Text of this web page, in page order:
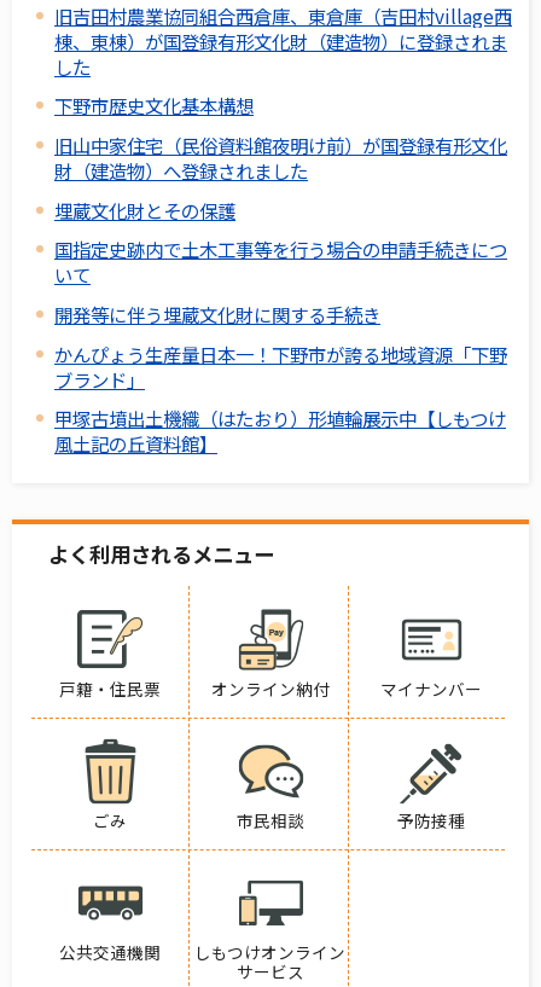
旧吉田村農業協同組合西倉庫、東倉庫（吉田村village西
棟、東棟）が国登録有形文化財（建造物）に登録されま
した
下野市歴史文化基本構想
旧山中家住宅（民俗資料館夜明け前）が国登録有形文化
財（建造物）へ登録されました
埋蔵文化財とその保護
国指定史跡内で土木工事等を行う場合の申請手続きにつ
いて
開発等に伴う埋蔵文化財に関する手続き
かんぴょう生産量日本一！下野市が誇る地域資源「下野
ブランド」
甲塚古墳出土機織（はたおり）形埴輪展示中【しもつけ
風土記の丘資料館】
よく利用されるメニュー
戸籍・住民票 オンライン納付 マイナンバー
ごみ 市民相談 予防接種
公共交通機関
しもつけオンライン
サービス